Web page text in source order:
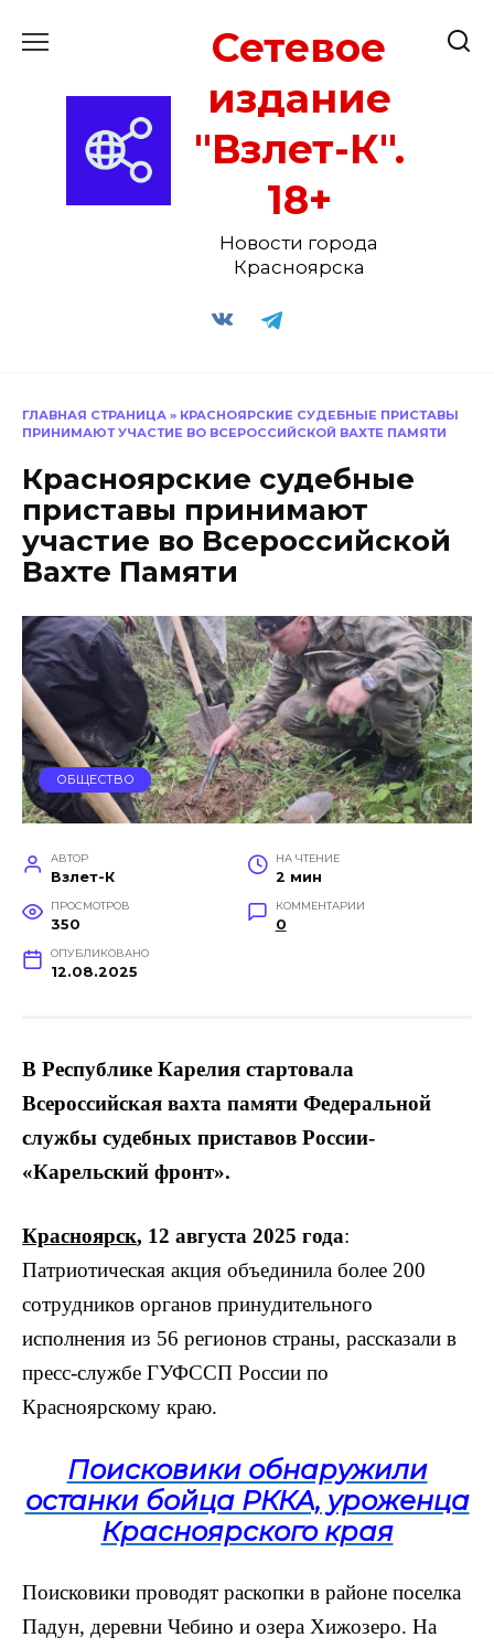
Сетевое
издание
"Взлет-К".
18+
Новости города
Красноярска
ГЛАВНАЯ СТРАНИЦА » КРАСНОЯРСКИЕ СУДЕБНЫЕ ПРИСТАВЫ
ПРИНИМАЮТ УЧАСТИЕ ВО ВСЕРОССИЙСКОЙ ВАХТЕ ПАМЯТИ
Красноярские судебные
приставы принимают
участие во Всероссийской
Вахте Памяти
ОБЩЕСТВО
АВТОР
Взлет-К
НА ЧТЕНИЕ
2 мин
ПРОСМОТРОВ
350
КОММЕНТАРИИ
0
ОПУБЛИКОВАНО
12.08.2025
В Республике Карелия стартовала
Всероссийская вахта памяти Федеральной
службы судебных приставов России-
«Карельский фронт».
Красноярск, 12 августа 2025 года:
Патриотическая акция объединила более 200
сотрудников органов принудительного
исполнения из 56 регионов страны, рассказали в
пресс-службе ГУФССП России по
Красноярскому краю.
Поисковики обнаружили
останки бойца РККА, уроженца
Красноярского края
Поисковики проводят раскопки в районе поселка
Падун, деревни Чебино и озера Хижозеро. На